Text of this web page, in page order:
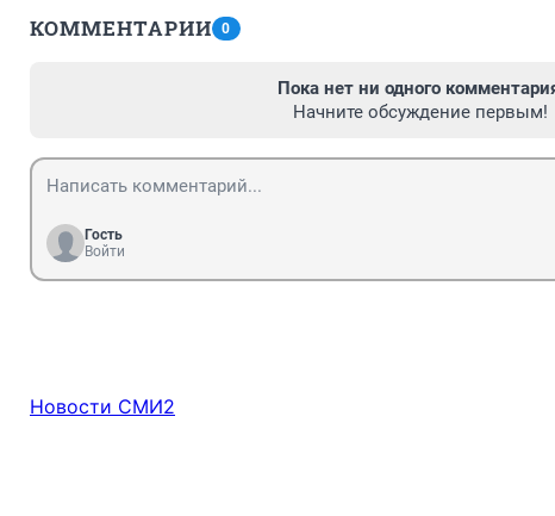
КОММЕНТАРИИ 0
Пока нет ни одного
Начните обсуждение первым!
Гость
Войти
Новости СМИ2